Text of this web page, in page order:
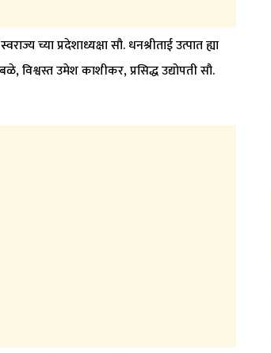
च्या प्रदेशाध्यक्षा सौ. धनश्रीताई उत्पात ह्या
विश्वस्त उमेश काशीकर, प्रसिद्ध उद्योपती सौ.